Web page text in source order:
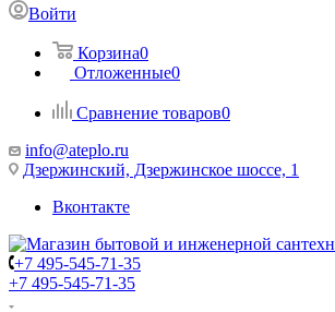
Войти
Корзина0
Отложенные0
Сравнение товаров0
info@ateplo.ru
Дзержинский, Дзержинское шоссе, 1
Вконтакте
+7 495-545-71-35
+7 495-545-71-35